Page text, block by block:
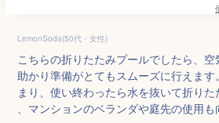
LemonSoda(50代・女性)
こちらの折りたたみプールでしたら、
助かり準備がとてもスムーズに行えま
まり、使い終わったら水を抜いて折り
、マンションのベランダや庭先の使用も